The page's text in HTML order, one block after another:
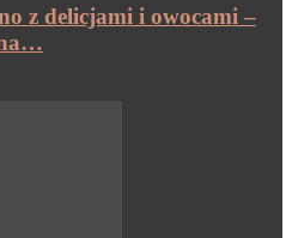
z delicjami i owocami –